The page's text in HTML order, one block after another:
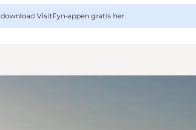
download VisitFyn-appen gratis her.